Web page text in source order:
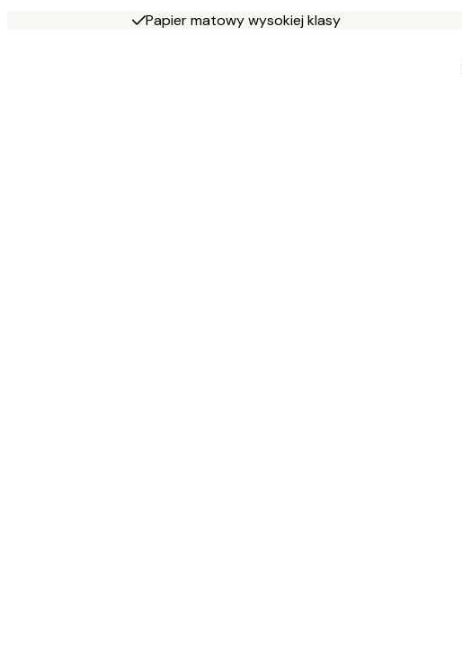
Papier matowy wysokiej klasy